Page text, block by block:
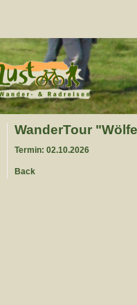
WanderTour
Termin: 02.10.2026
Back